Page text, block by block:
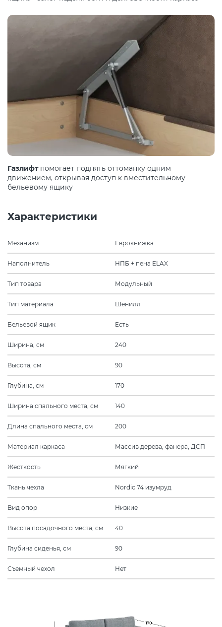
Газлифтпомогает поднять оттоманку одним
движением, открывая доступ к вместительному
бельевому ящику
Характеристики
Механизм Еврокнижка
Наполнитель НПБ + пена ELAX
Тип товара Модульный
Тип материала Шенилл
Бельевой ящик Есть
Ширина, см 240
Высота, см 90
Глубина, см 170
Ширина спального места, см 140
Длина спального места, см 200
Материал каркаса Массив дерева, фанера, ДСП
Жесткость Мягкий
Ткань чехла Nordic 74 изумруд
Вид опор Низкие
Высота посадочного места, см 40
Глубина сиденья, см 90
Съемный чехол Нет